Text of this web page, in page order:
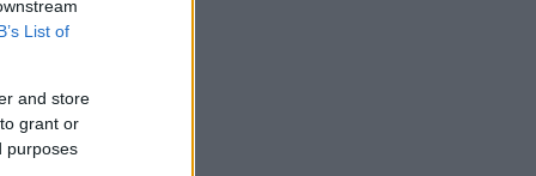
List of
and store
grant or
purposes